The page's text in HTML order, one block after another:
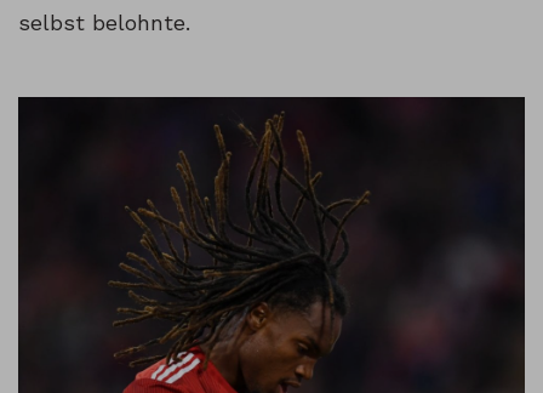
selbst belohnte.